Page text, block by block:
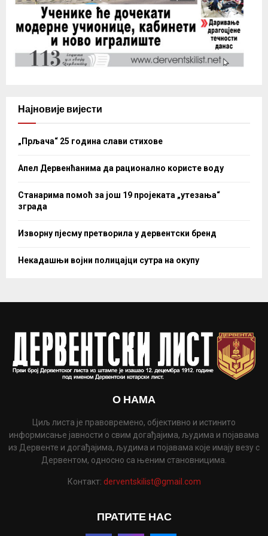
Најновије вијести
„Прљача“ 25 година слави стихове
Апел Дервенћанима да рационално користе воду
Станарима помоћ за још 19 пројеката „утезања“
зграда
Изворну пјесму претворила у дервентски бренд
Некадашњи војни полицајци сутра на окупу
О НАМА
Циљ листа је правовремено, објективно и истинито
информисање јавности о свим догађајима, људима и појавама
из Дервенте и догађајима, људима и појавама које имају везу с
Дервентом, односно са њеним становницима.
Контакт: derventskilist@gmail.com
ПРАТИТЕ НАС